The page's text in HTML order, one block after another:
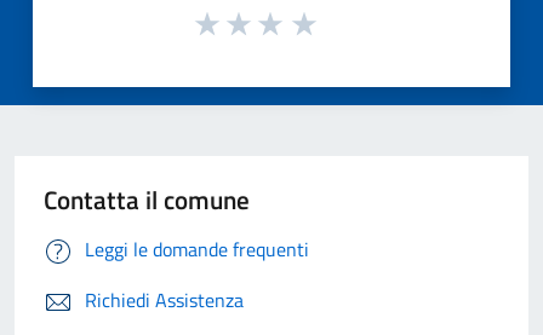
Contatta il comune
Leggi le domande frequenti
Richiedi Assistenza